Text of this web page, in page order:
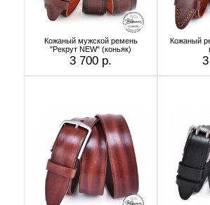
Кожаный мужской ремень
"Рекрут NEW" (коньяк)
3 700 р.
Кожаный